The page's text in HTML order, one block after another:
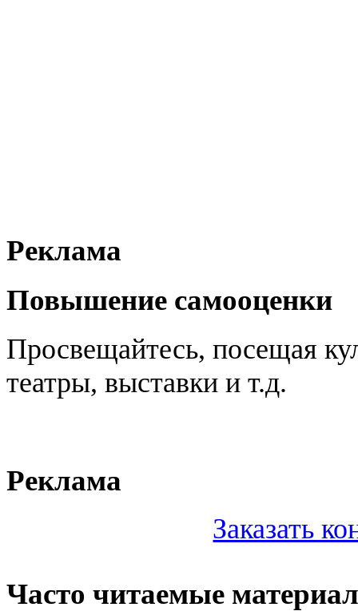
Реклама
Повышение самооценки
Просвещайтесь, посещая
театры, выставки и т.д.
Реклама
Заказать
Часто читаемые